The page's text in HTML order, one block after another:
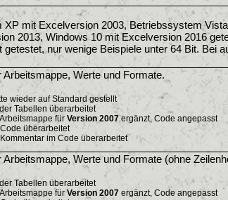
XP mit Excelversion 2003, Betriebssystem
2013, Windows 10 mit Excelversion 2016
nur wenige Beispiele unter 64 Bit. Bei
Arbeitsmappe, Werte und Formate.
wieder auf Standard gestellt
Tabellen überarbeitet
für Version 2007ergänzt, Code angepasst
überarbeitet
im Code überarbeitet
Arbeitsmappe, Werte und Formate (ohne
Tabellen überarbeitet
fürVersion 2007 ergänzt, Code angepasst